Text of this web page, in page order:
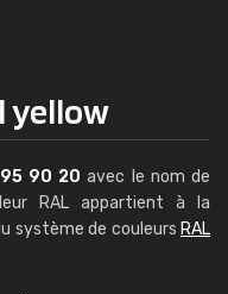
yellow
90 20 avec le nom de
RAL appartient à la
système de couleurs RAL